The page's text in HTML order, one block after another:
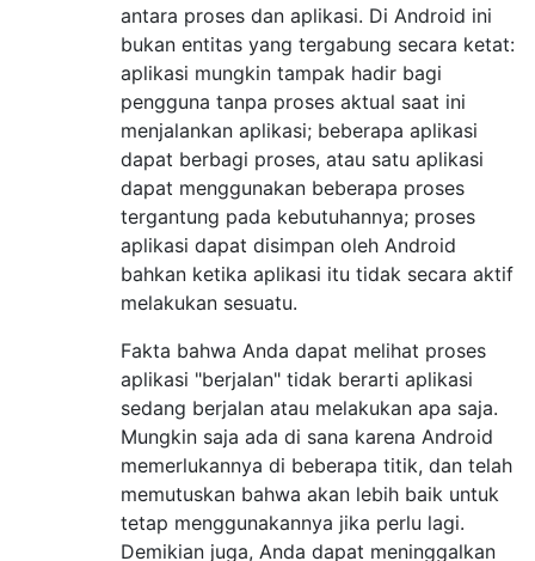
antara proses dan aplikasi. Di Android ini
bukan entitas yang tergabung secara ketat:
aplikasi mungkin tampak hadir bagi
pengguna tanpa proses aktual saat ini
menjalankan aplikasi; beberapa aplikasi
dapat berbagi proses, atau satu aplikasi
dapat menggunakan beberapa proses
tergantung pada kebutuhannya; proses
aplikasi dapat disimpan oleh Android
bahkan ketika aplikasi itu tidak secara aktif
melakukan sesuatu.
Fakta bahwa Anda dapat melihat proses
aplikasi "berjalan" tidak berarti aplikasi
sedang berjalan atau melakukan apa saja.
Mungkin saja ada di sana karena Android
memerlukannya di beberapa titik, dan telah
memutuskan bahwa akan lebih baik untuk
tetap menggunakannya jika perlu lagi.
Demikian juga, Anda dapat meninggalkan